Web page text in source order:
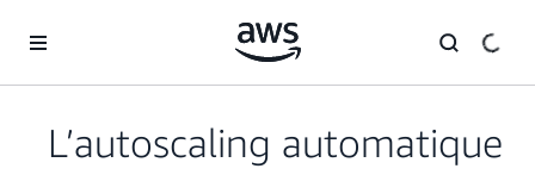
L’autoscaling automatique